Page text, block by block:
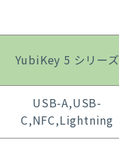
YubiKey 5 シリーズ
USB-A,USB-
C,NFC,Lightning